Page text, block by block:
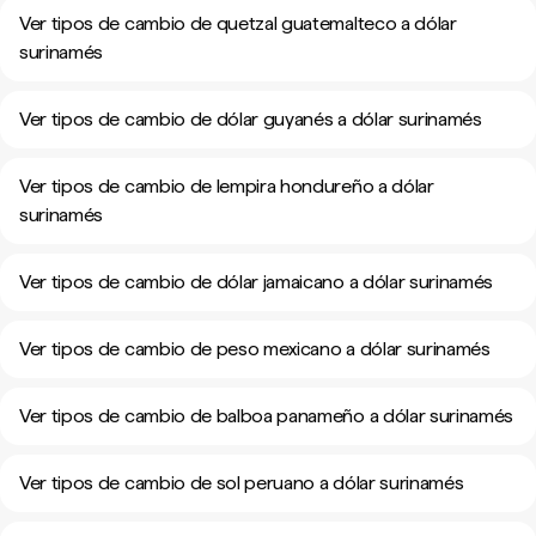
Ver tipos de cambio de quetzal guatemalteco a dólar
surinamés
Ver tipos de cambio de dólar guyanés a dólar surinamés
Ver tipos de cambio de lempira hondureño a dólar
surinamés
Ver tipos de cambio de dólar jamaicano a dólar surinamés
Ver tipos de cambio de peso mexicano a dólar surinamés
Ver tipos de cambio de balboa panameño a dólar surinamés
Ver tipos de cambio de sol peruano a dólar surinamés